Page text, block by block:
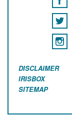
DISCLAIMER
IRISBOX
SITEMAP